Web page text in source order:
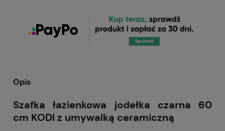
Opis
Szafka łazienkowa jodełka czarna 60
cm KODI z umywalką ceramiczną